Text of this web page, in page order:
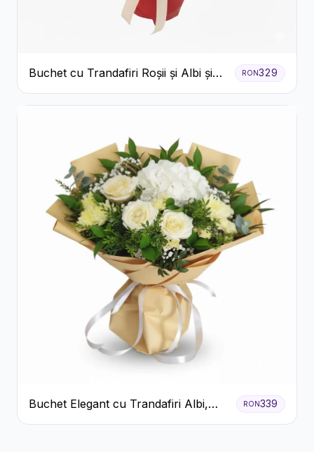
Buchet cu Trandafiri Roșii și Albi și
Gypsophila
RON329
Buchet Elegant cu Trandafiri Albi,
Hortensie și Crizanteme Crem
RON339